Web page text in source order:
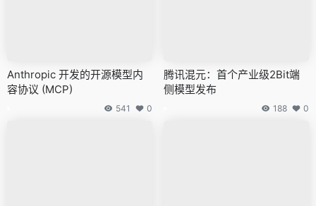
Anthropic 开发的开源模型内
容协议 (MCP)
541 0
腾讯混元：首个产业级2Bit端
侧模型发布
188 0